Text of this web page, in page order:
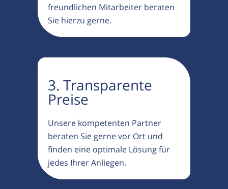
freundlichen Mitarbeiter beraten
Sie hierzu gerne.
3. Transparente
Preise
Unsere kompetenten Partner
beraten Sie gerne vor Ort und
finden eine optimale Lösung für
jedes Ihrer Anliegen.